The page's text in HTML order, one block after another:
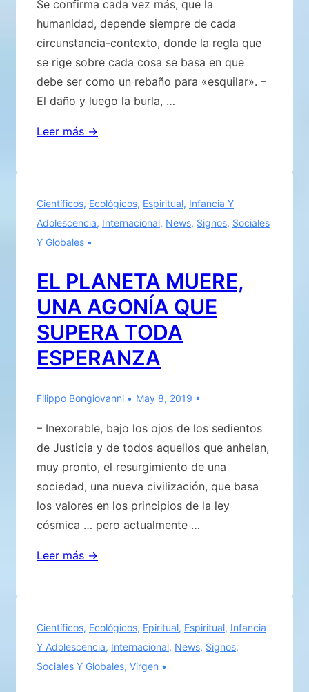
de
la
navaja
hacia
la
destrucción
total
Se confirma cada vez más, que la
humanidad, depende siempre de cada
circunstancia-contexto, donde la regla que
se rige sobre cada cosa se basa en que
debe ser como un rebaño para «esquilar». –
El daño y luego la burla, …
Se
más,
que
la
siempre
depende
de
cada
circunstancia-
Leer más →
Científicos, Ecológicos, Espiritual, Infancia Y
Adolescencia, Internacional, News, Signos, Sociales
Y Globales
EL PLANETA MUERE,
UNA AGONÍA QUE
SUPERA TODA
ESPERANZA
Filippo Bongiovanni May 8, 2019
– Inexorable, bajo los ojos de los sedientos
de Justicia y de todos aquellos que anhelan,
muy pronto, el resurgimiento de una
sociedad, una nueva civilización, que basa
los valores en los principios de la ley
cósmica … pero actualmente …
EL
AGONÍA
QUE
SUPERA
Leer más →
Científicos, Ecológicos, Epiritual, Espiritual, Infancia
Y Adolescencia, Internacional, News, Signos,
Sociales Y Globales, Virgen